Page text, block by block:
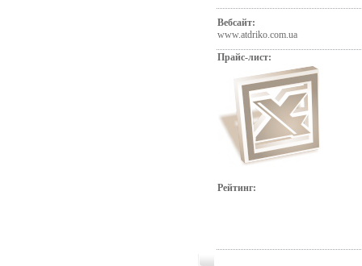
Вебсайт:
www.atdriko.com.ua
Прайс-лист:
Рейтинг: